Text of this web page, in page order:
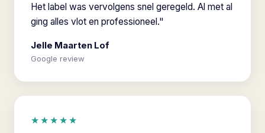
Het label was vervolgens snel geregeld. Al met al
ging alles vlot en professioneel."
Jelle Maarten Lof
Google review
★★★★★